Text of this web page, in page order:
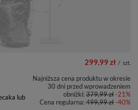
lub
299,99 zł / szt.
Najniższa cena produktu w okresie
30 dni przed wprowadzeniem
obniżki:379,99 zł-21%
Cena regularna:499,99 zł-40%